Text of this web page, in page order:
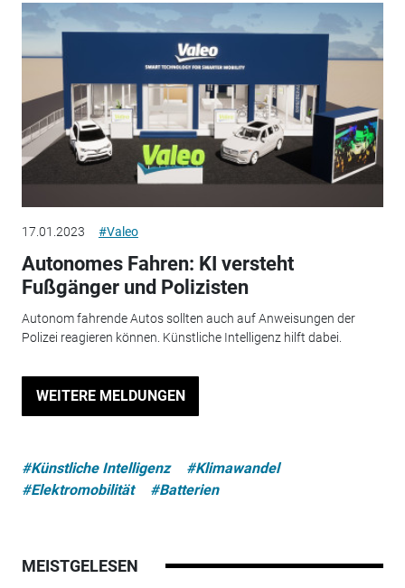
17.01.2023 #Valeo
Autonomes Fahren: KI versteht
Fußgänger und Polizisten
Autonom fahrende Autos sollten auch auf Anweisungen der
Polizei reagieren können. Künstliche Intelligenz hilft dabei.
WEITERE MELDUNGEN
#Künstliche Intelligenz
#Klimawandel
#Elektromobilität
#Batterien
MEISTGELESEN